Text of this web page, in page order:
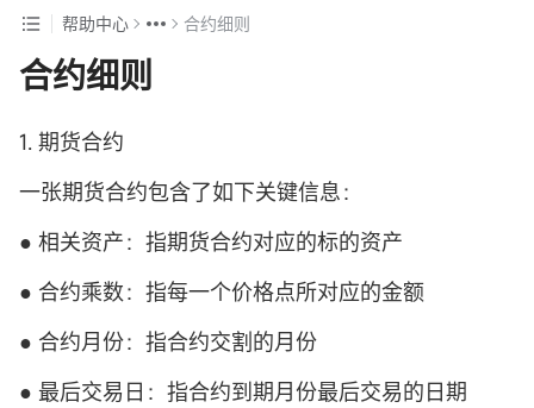
帮助中心 合约细则
合约细则
1. 期货合约
一张期货合约包含了如下关键信息：
● 相关资产：指期货合约对应的标的资产
● 合约乘数：指每一个价格点所对应的金额
● 合约月份：指合约交割的月份
● 最后交易日：指合约到期月份最后交易的日期